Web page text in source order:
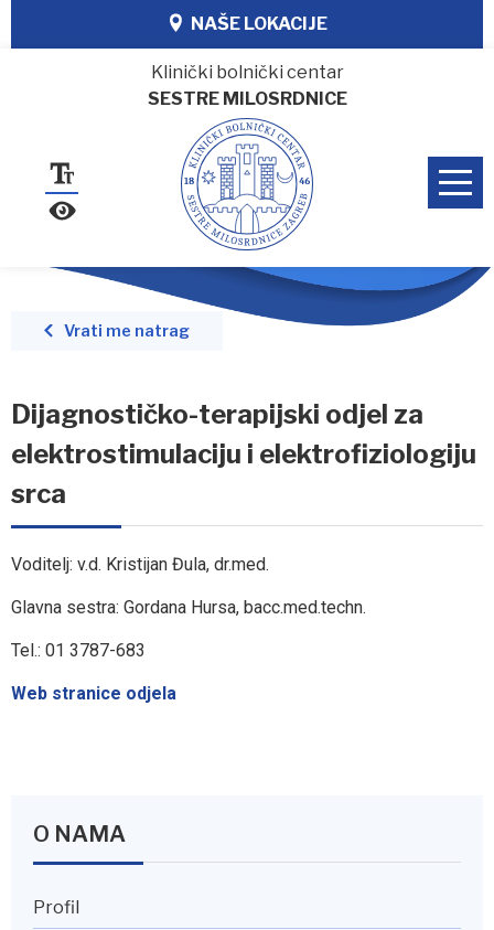
NAŠE LOKACIJE
Klinički bolnički centar
SESTRE MILOSRDNICE
Vrati me natrag
Dijagnostičko-terapijski odjel za
elektrostimulaciju i elektrofiziologiju
srca
Voditelj: v.d. Kristijan Đula, dr.med.
Glavna sestra: Gordana Hursa, bacc.med.techn.
Tel.: 01 3787-683
Web stranice odjela
O NAMA
Profil